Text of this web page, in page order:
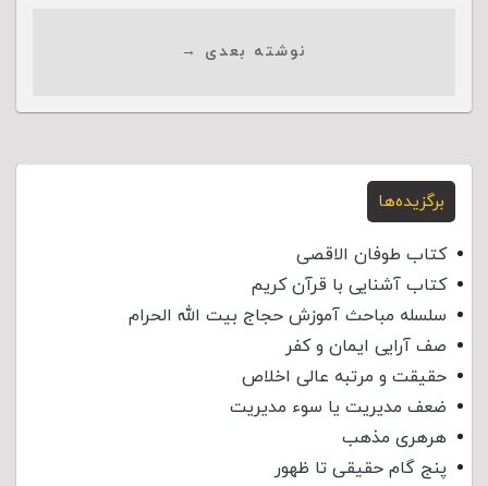
نوشته بعدی →
برگزیده‌ها
کتاب طوفان الاقصی
کتاب آشنایی با قرآن کریم
سلسله مباحث آموزش حجاج بیت الله الحرام
صف آرایی ایمان و کفر
حقیقت و مرتبه عالی اخلاص
ضعف مدیریت یا سوء مدیریت
هرهری مذهب
پنج گام حقیقی تا ظهور